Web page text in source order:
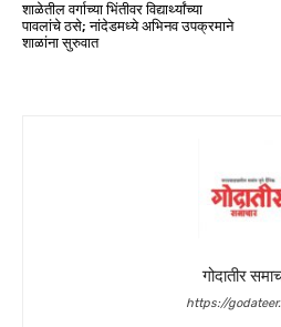
शाळेतील वर्गाच्या भिंतीवर विद्यार्थ्यांच्या
पावलांचे ठसे; नांदेडमध्ये अभिनव उपक्रमाने
शाळांना सुरुवात
गोदातीर
https://